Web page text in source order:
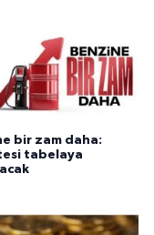
bir zam daha:
tabelaya